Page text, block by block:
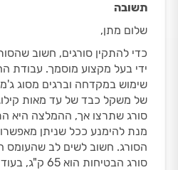
תשובה
שלום מתן,
כדי להתקין סורגים, חשוב
ידי בעל מקצוע מוסמך. עבודת
שימוש במקדחה וברגים מסוג
של משקל כבד של עד מאות
סורג שתרצו אך, ההמלצה היא
מנת להימנע ככל שניתן
הסורג. חשוב לשים לב שהעומס
סורג הבטיחות